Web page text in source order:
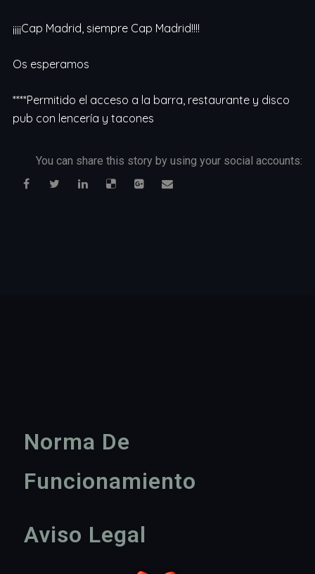
¡¡¡¡Cap Madrid, siempre Cap Madrid!!!!
Os esperamos
****Permitido el acceso a la barra, restaurante y disco
pub con lencería y tacones
You can share this story by using your social accounts:
Norma De
Funcionamiento
Aviso Legal